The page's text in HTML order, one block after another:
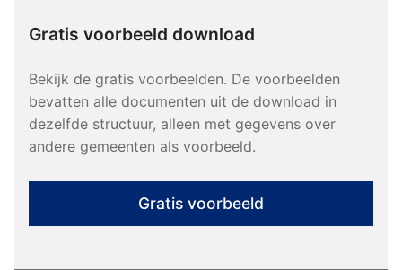
Gratis voorbeeld download
Bekijk de gratis voorbeelden. De voorbeelden
bevatten alle documenten uit de download in
dezelfde structuur, alleen met gegevens over
andere gemeenten als voorbeeld.
Gratis voorbeeld